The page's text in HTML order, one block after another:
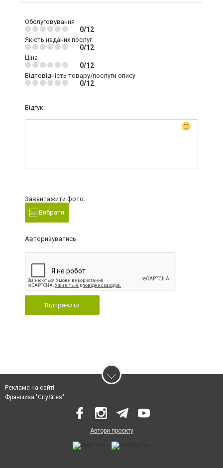
Обслуговування
0/12
Якість наданих послуг
0/12
Ціна
0/12
Відповідність товару/послуги опису
0/12
Відгук:
Завантажити фото:
Вибрати
Авторизуватись
Відправити
Реклама на сайті
Франшиза "CitySites"
Автори проєкту